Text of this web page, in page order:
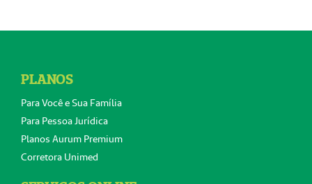
PLANOS
Para Você e Sua Família
Para Pessoa Jurídica
Planos Aurum Premium
Corretora Unimed